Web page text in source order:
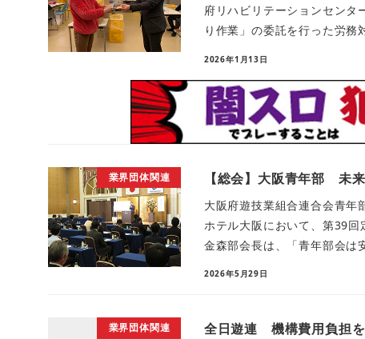
府リハビリテーションセンタ
り作業」の委託を行った労
2026年1月13日
業界団体関連 【総会】大阪青年部 未
大阪府遊技業組合連合会青年
ホテル大阪において、第39回
金森部会長は、「青年部会
2026年5月29日
業界団体関連 全日遊連 機構費用負担を